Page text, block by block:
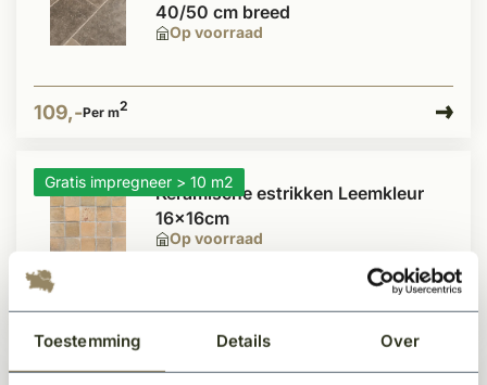
Toestemming Details Over
Op voorraad
40/50 cm breed
109,-Per m2
Gratis impregneer > 10 m2
Op voorraad
Keramische estrikken Leemkleur
16x16cm
89,- 2